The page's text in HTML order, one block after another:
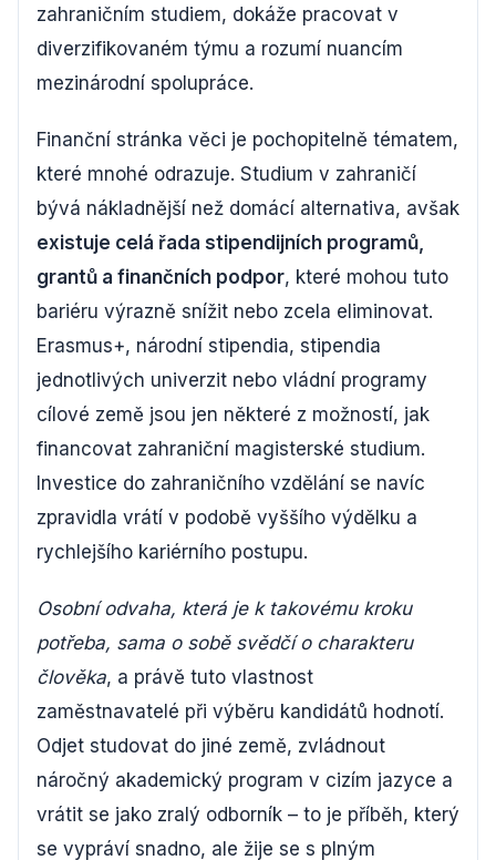
zahraničním studiem, dokáže pracovat v
diverzifikovaném týmu a rozumí nuancím
mezinárodní spolupráce.
Finanční stránka věci je pochopitelně tématem,
které mnohé odrazuje. Studium v zahraničí
bývá nákladnější než domácí alternativa, avšak
existuje celá řada stipendijních programů,
grantů a finančních podpor, které mohou tuto
bariéru výrazně snížit nebo zcela eliminovat.
Erasmus+, národní stipendia, stipendia
jednotlivých univerzit nebo vládní programy
cílové země jsou jen některé z možností, jak
financovat zahraniční magisterské studium.
Investice do zahraničního vzdělání se navíc
zpravidla vrátí v podobě vyššího výdělku a
rychlejšího kariérního postupu.
Osobní odvaha, která je k takovému kroku
potřeba, sama o sobě svědčí o charakteru
člověka, a právě tuto vlastnost
zaměstnavatelé při výběru kandidátů hodnotí.
Odjet studovat do jiné země, zvládnout
náročný akademický program v cizím jazyce a
vrátit se jako zralý odborník – to je příběh, který
se vypráví snadno, ale žije se s plným